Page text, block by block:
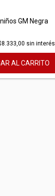
GM Negra
sin interés
AL CARRITO